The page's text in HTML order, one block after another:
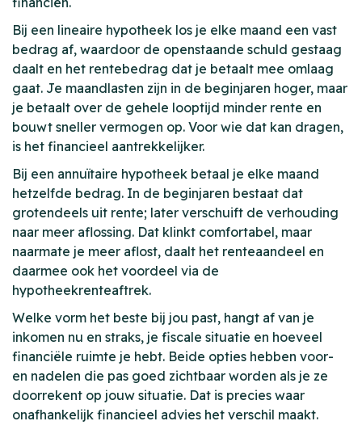
Bij een lineaire hypotheek los je elke maand een vast
bedrag af, waardoor de openstaande schuld gestaag
daalt en het rentebedrag dat je betaalt mee omlaag
gaat. Je maandlasten zijn in de beginjaren hoger, maar
je betaalt over de gehele looptijd minder rente en
bouwt sneller vermogen op. Voor wie dat kan dragen,
is het financieel aantrekkelijker.
Bij een annuïtaire hypotheek betaal je elke maand
hetzelfde bedrag. In de beginjaren bestaat dat
grotendeels uit rente; later verschuift de verhouding
naar meer aflossing. Dat klinkt comfortabel, maar
naarmate je meer aflost, daalt het renteaandeel en
daarmee ook het voordeel via de
hypotheekrenteaftrek.
Welke vorm het beste bij jou past, hangt af van je
inkomen nu en straks, je fiscale situatie en hoeveel
financiële ruimte je hebt. Beide opties hebben voor-
en nadelen die pas goed zichtbaar worden als je ze
doorrekent op jouw situatie. Dat is precies waar
onafhankelijk financieel advies het verschil maakt.